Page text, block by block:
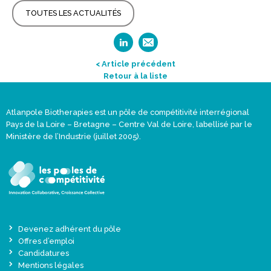
TOUTES LES ACTUALITÉS
< Article précédent
Retour à la liste
Atlanpole Biotherapies est un pôle de compétitivité interrégional
Pays de la Loire – Bretagne – Centre Val de Loire, labellisé par le
Ministère de l’Industrie (juillet 2005).
Devenez adhérent du pôle
Offres d’emploi
Candidatures
Mentions légales